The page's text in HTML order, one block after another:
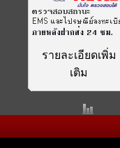
รายละเอียดเพิ่ม
เติม